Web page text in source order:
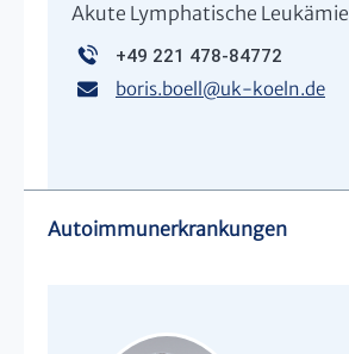
Akute Lymphatische Leukämie
+49 221 478-84772
boris.boell@uk-koeln.de
Autoimmunerkrankungen